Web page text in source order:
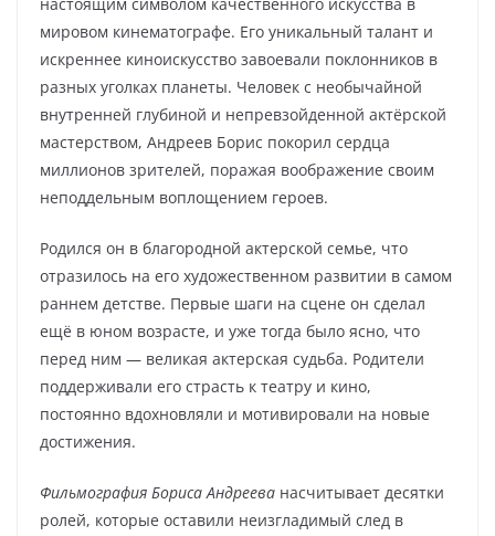
мировом кинематографе. Его уникальный талант и
искреннее киноискусство завоевали поклонников в
разных уголках планеты. Человек с необычайной
внутренней глубиной и непревзойденной актёрской
мастерством, Андреев Борис покорил сердца
миллионов зрителей, поражая воображение своим
неподдельным воплощением героев.
Родился он в благородной актерской семье, что
отразилось на его художественном развитии в самом
раннем детстве. Первые шаги на сцене он сделал
ещё в юном возрасте, и уже тогда было ясно, что
перед ним — великая актерская судьба. Родители
поддерживали его страсть к театру и кино,
постоянно вдохновляли и мотивировали на новые
достижения.
Фильмография Бориса Андреева насчитывает десятки
ролей, которые оставили неизгладимый след в